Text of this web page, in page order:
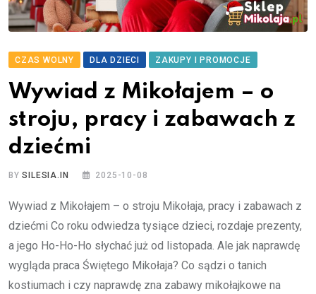
CZAS WOLNY DLA DZIECI ZAKUPY I PROMOCJE
Wywiad z Mikołajem – o
stroju, pracy i zabawach z
dziećmi
BYSILESIA.IN 2025-10-08
Wywiad z Mikołajem – o stroju Mikołaja, pracy i zabawach z
dziećmi Co roku odwiedza tysiące dzieci, rozdaje prezenty,
a jego Ho-Ho-Ho słychać już od listopada. Ale jak naprawdę
wygląda praca Świętego Mikołaja? Co sądzi o tanich
kostiumach i czy naprawdę zna zabawy mikołajkowe na